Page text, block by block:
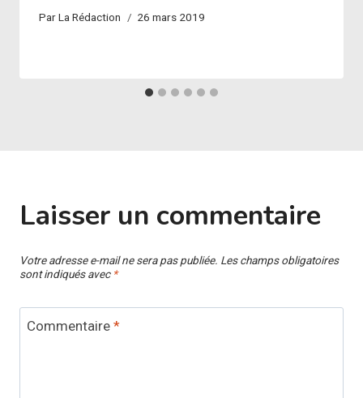
ParLa Rédaction 26 mars 2019
Laisser un commentaire
Votre adresse e-mail ne sera pas publiée. Les champs obligatoires
sont indiqués avec *
Commentaire *